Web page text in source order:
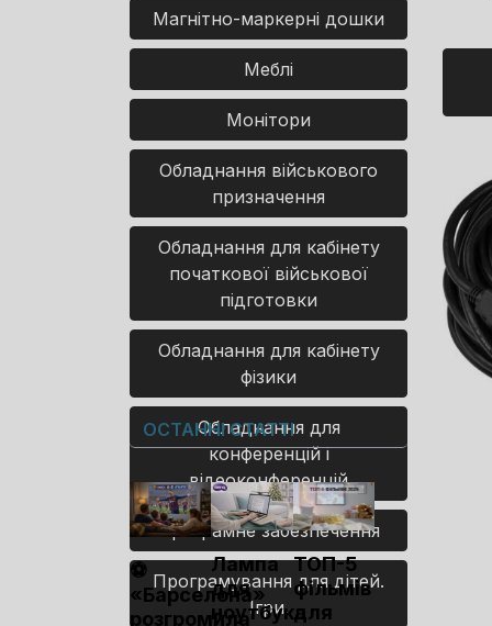
Магнітно-маркерні дошки
Меблі
Монітори
Обладнання військового
призначення
Обладнання для кабінету
початкової військової
підготовки
Обладнання для кабінету
фізики
Обладнання для
конференцій і
відеоконференцій
Програмне забезпечення
Програмування для дітей.
Ігри.
ОСТАННІ СТАТТІ
⚽
«Барселона»
розгромила
Лампа
для
ноутбука
ТОП-5
фільмів
для